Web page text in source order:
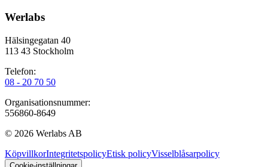
Werlabs
Hälsingegatan 40
113 43 Stockholm
Telefon:
08 - 20 70 50
Organisationsnummer:
556860-8649
© 2026 Werlabs AB
KöpvillkorIntegritetspolicyEtisk policyVisselblåsarpolicy
Cookie-inställningar